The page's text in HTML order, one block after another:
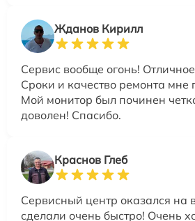
Жданов Кирилл
Сервис вообще огонь!
Сроки и качество ремонта мне
Мой монитор был починен
доволен! Спасибо.
Краснов Глеб
Сервисный центр оказался на
сделали очень быстро! Очень